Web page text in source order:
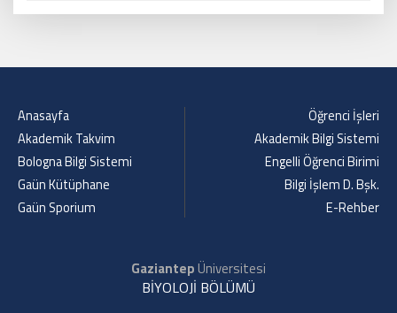
Anasayfa
Akademik Takvim
Bologna Bilgi Sistemi
Gaün Kütüphane
Gaün Sporium
Öğrenci İşleri
Akademik Bilgi Sistemi
Engelli Öğrenci Birimi
Bilgi İşlem D. Bşk.
E-Rehber
GaziantepÜniversitesi
BİYOLOJİ BÖLÜMÜ